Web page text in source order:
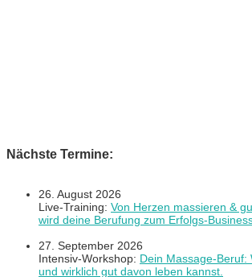
Nächste Termine:
26. August 2026
Live-Training: Von Herzen massieren &
wird deine Berufung zum Erfolgs-
27. September 2026
Intensiv-Workshop: Dein Massage-Beruf:
und wirklich gut davon leben kannst.